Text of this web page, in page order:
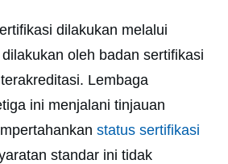
dilakukan melalui
oleh badan sertifikasi
Lembaga
ini menjalani tinjauan
status sertifikasi
standar ini tidak